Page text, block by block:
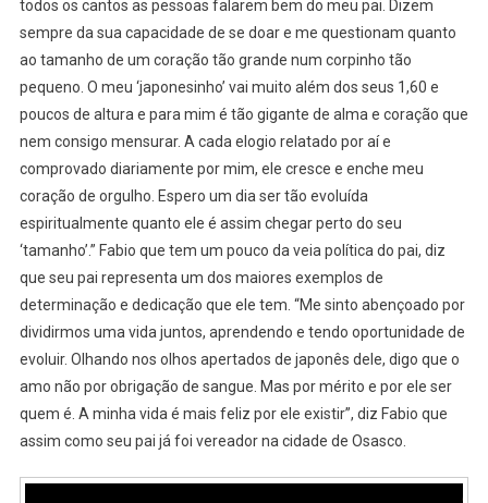
todos os cantos as pessoas falarem bem do meu pai. Dizem
sempre da sua capacidade de se doar e me questionam quanto
ao tamanho de um coração tão grande num corpinho tão
pequeno. O meu ‘japonesinho’ vai muito além dos seus 1,60 e
poucos de altura e para mim é tão gigante de alma e coração que
nem consigo mensurar. A cada elogio relatado por aí e
comprovado diariamente por mim, ele cresce e enche meu
coração de orgulho. Espero um dia ser tão evoluída
espiritualmente quanto ele é assim chegar perto do seu
‘tamanho’.” Fabio que tem um pouco da veia política do pai, diz
que seu pai representa um dos maiores exemplos de
determinação e dedicação que ele tem. “Me sinto abençoado por
dividirmos uma vida juntos, aprendendo e tendo oportunidade de
evoluir. Olhando nos olhos apertados de japonês dele, digo que o
amo não por obrigação de sangue. Mas por mérito e por ele ser
quem é. A minha vida é mais feliz por ele existir”, diz Fabio que
assim como seu pai já foi vereador na cidade de Osasco.